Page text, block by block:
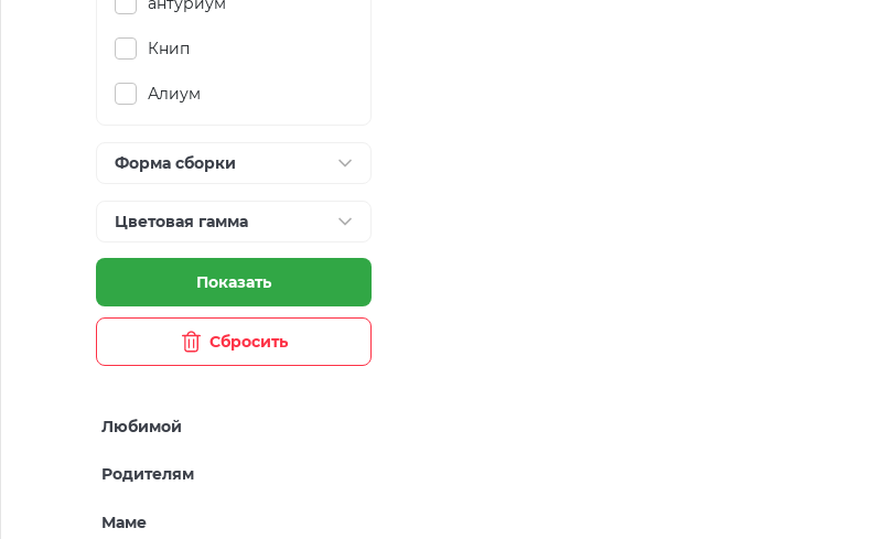
Книп
Алиум
Форма сборки
Цветовая гамма
Показать
Сбросить
Любимой
Родителям
Маме